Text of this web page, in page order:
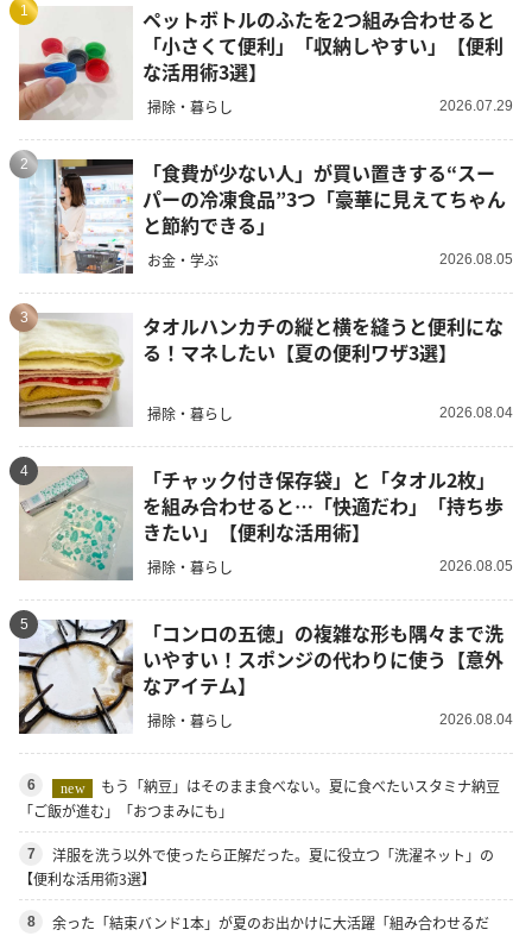
1
ペットボトルのふたを2つ組み合わせると
「小さくて便利」「収納しやすい」【便利
な活用術3選】
掃除・暮らし 2026.07.29
2
「食費が少ない人」が買い置きする“スー
パーの冷凍食品”3つ「豪華に見えてちゃん
と節約できる」
お金・学ぶ 2026.08.05
3
タオルハンカチの縦と横を縫うと便利にな
る！マネしたい【夏の便利ワザ3選】
掃除・暮らし 2026.08.04
4
「チャック付き保存袋」と「タオル2枚」
を組み合わせると…「快適だわ」「持ち歩
きたい」【便利な活用術】
掃除・暮らし 2026.08.05
5
「コンロの五徳」の複雑な形も隅々まで洗
いやすい！スポンジの代わりに使う【意外
なアイテム】
掃除・暮らし 2026.08.04
6 new
もう「納豆」はそのまま食べない。夏に食べたいスタミナ納豆
「ご飯が進む」「おつまみにも」
7
洋服を洗う以外で使ったら正解だった。夏に役立つ「洗濯ネット」の
【便利な活用術3選】
8
余った「結束バンド1本」が夏のお出かけに大活躍「組み合わせるだ